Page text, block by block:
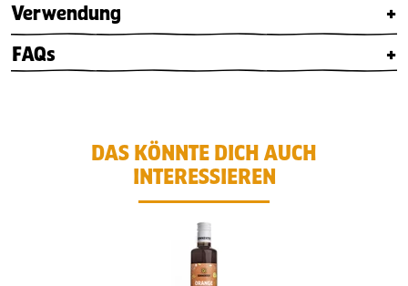
Verwendung
+
FAQs
+
DAS KÖNNTE DICH AUCH
INTERESSIEREN